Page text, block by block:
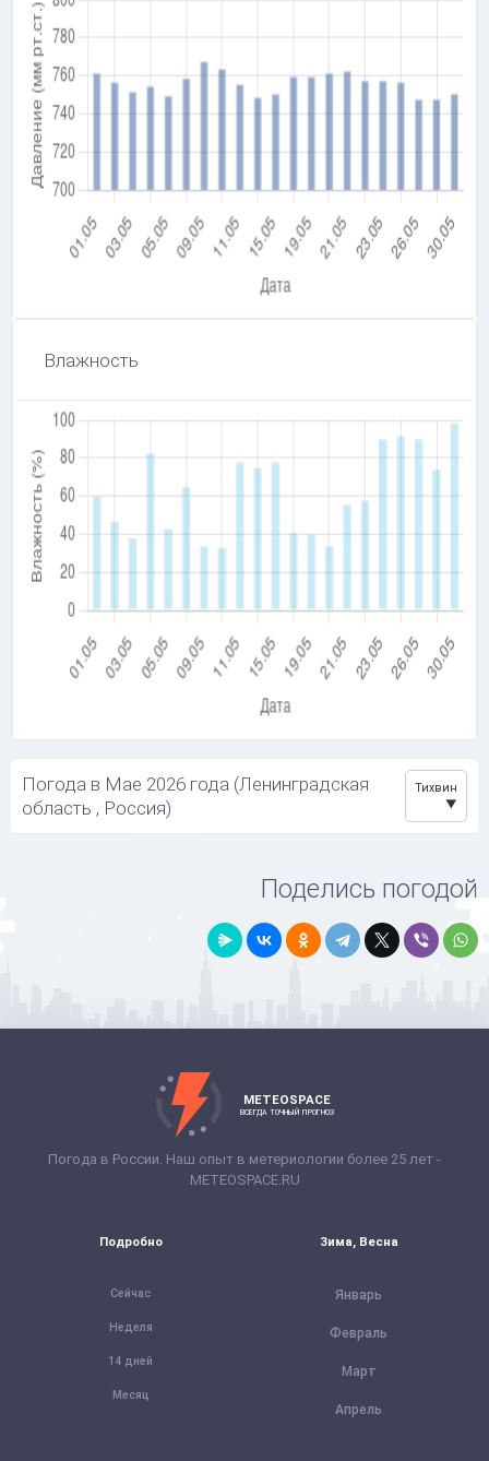
Влажность
Погода в Мае 2026 года (Ленинградская
область , Россия)
Тихвин
Поделись погодой
METEOSPACE
ВСЕГДА ТОЧНЫЙ ПРОГНОЗ
Погода в России. Наш опыт в метериологии более 25 лет -
METEOSPACE.RU
Подробно
Сейчас
Неделя
14 дней
Месяц
Зима, Весна
Январь
Февраль
Март
Апрель